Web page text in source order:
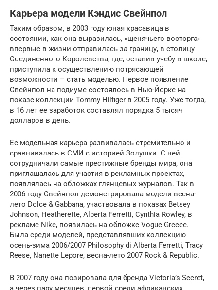
Карьера модели Кэндис Свейнпол
Таким образом, в 2003 году юная красавица в
состоянии, как она выразилась, «щенячьего восторга»
впервые в жизни отправилась за границу, в столицу
Соединенного Королевства, где, оставив учебу в школе,
приступила к осуществлению потрясающей
возможности – стать моделью. Первое появление
Свейнпол на подиуме состоялось в Нью-Йорке на
показе коллекции Tommy Hilfiger в 2005 году. Уже тогда,
в 16 лет ее заработок составлял порядка 5 тысяч
долларов в день.
Ее модельная карьера развивалась стремительно и
сравнивалась в СМИ с историей Золушки. С ней
сотрудничали самые престижные бренды мира, она
приглашалась для участия в рекламных проектах,
появлялась на обложках глянцевых журналов. Так в
2006 году Свейнпол демонстрировала модели весна-
лето Dolce & Gabbana, участвовала в показах Betsey
Johnson, Heatherette, Alberta Ferretti, Cynthia Rowley, в
рекламе Nike, появилась на обложке Vogue Greece.
Была среди моделей, представлявших коллекцию
осень-зима 2006/2007 Philosophy di Alberta Ferretti, Tracy
Reese, Nanette Lepore, весна-лето 2007 Rock & Republic.
В 2007 году она позировала для бренда Victoria’s Secret,
а через пару месяцев, первой среди африканских